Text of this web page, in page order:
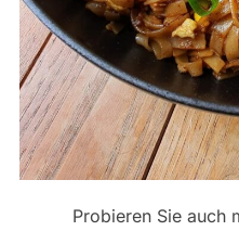
Probieren Sie auch